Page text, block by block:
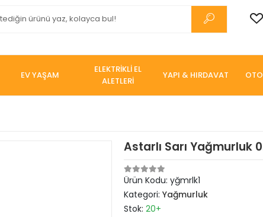
EV YAŞAM
ELEKTRİKLİ EL
ALETLERİ
YAPI & HIRDAVAT
Astarlı Sarı Yağmurluk
Ürün Kodu: yğmrlk1
Kategori: Yağmurluk
Stok: 20+